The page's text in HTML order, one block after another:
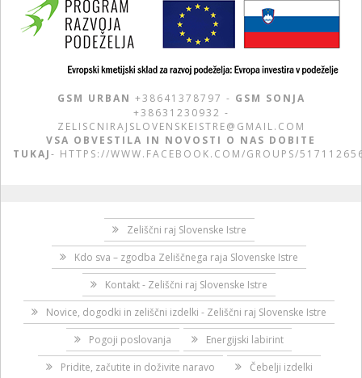
GSM URBAN +38641378797 - GSM SONJA
+38631230932 -
ZELISCNIRAJSLOVENSKEISTRE@GMAIL.COM
VSA OBVESTILA IN NOVOSTI O NAS DOBITE
TUKAJ- HTTPS://WWW.FACEBOOK.COM/GROUPS/
Zeliščni raj Slovenske Istre
Kdo sva – zgodba Zeliščnega raja Slovenske Istre
Kontakt - Zeliščni raj Slovenske Istre
Novice, dogodki in zeliščni izdelki - Zeliščni raj Slovenske Istre
Pogoji poslovanja
Energijski labirint
Pridite, začutite in doživite naravo
Čebelji izdelki